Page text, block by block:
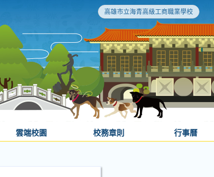
高雄市立海青高級工商職業學校
雲端校園 校務章則 行事曆